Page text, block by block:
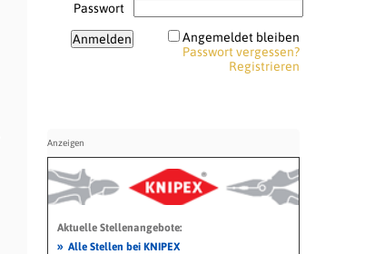
Passwort
Angemeldet bleiben
Passwort vergessen?
Registrieren
Aktuelle Stellenangebote:
» Alle Stellen bei KNIPEX